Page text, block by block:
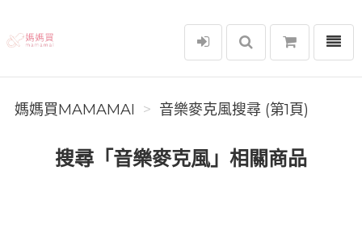
媽媽買MAMAMAI
選單
媽媽買MAMAMAI 音樂麥克風搜尋 (第1頁)
搜尋「音樂麥克風」相關商品